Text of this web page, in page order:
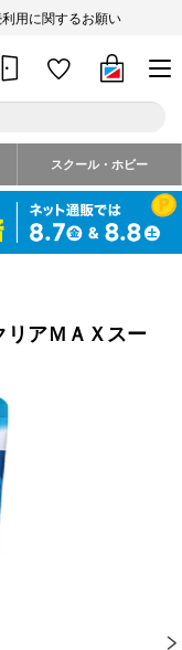
用に関するお願い
スクール・ホビー
リアＭＡＸスー